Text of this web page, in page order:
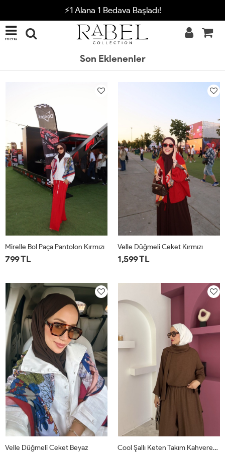
⚡1 Alana 1 Bedava Başladı!
menü
Son Eklenenler
Mirelle Bol Paça Pantolon Kırmızı
799 TL
Velle Düğmeli Ceket Kırmızı
1,599 TL
Velle Düğmeli Ceket Beyaz Cool Şallı Keten Takım Kahverengi